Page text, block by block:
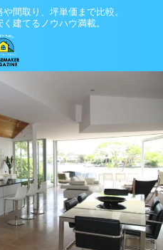
間取り、坪単価まで比較。
建てるノウハウ満載。